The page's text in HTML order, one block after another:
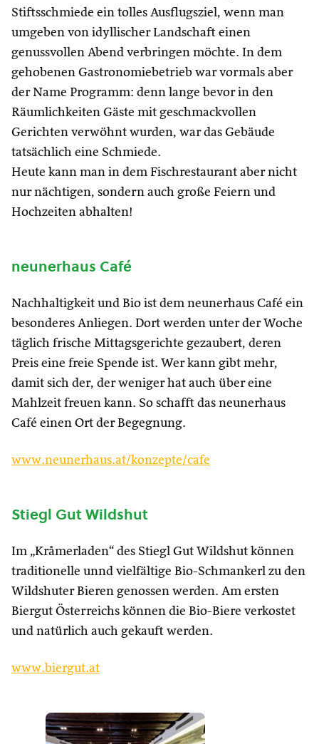
Stiftsschmiede ein tolles Ausflugsziel, wenn man
umgeben von idyllischer Landschaft einen
genussvollen Abend verbringen möchte. In dem
gehobenen Gastronomiebetrieb war vormals aber
der Name Programm: denn lange bevor in den
Räumlichkeiten Gäste mit geschmackvollen
Gerichten verwöhnt wurden, war das Gebäude
tatsächlich eine Schmiede.
Heute kann man in dem Fischrestaurant aber nicht
nur nächtigen, sondern auch große Feiern und
Hochzeiten abhalten!
neunerhaus Café
Nachhaltigkeit und Bio ist dem neunerhaus Café ein
besonderes Anliegen. Dort werden unter der Woche
täglich frische Mittagsgerichte gezaubert, deren
Preis eine freie Spende ist. Wer kann gibt mehr,
damit sich der, der weniger hat auch über eine
Mahlzeit freuen kann. So schafft das neunerhaus
Café einen Ort der Begegnung.
www.neunerhaus.at/konzepte/cafe
Stiegl Gut Wildshut
Im „Kråmerladen“ des Stiegl Gut Wildshut können
traditionelle unnd vielfältige Bio-Schmankerl zu den
Wildshuter Bieren genossen werden. Am ersten
Biergut Österreichs können die Bio-Biere verkostet
und natürlich auch gekauft werden.
www.biergut.at